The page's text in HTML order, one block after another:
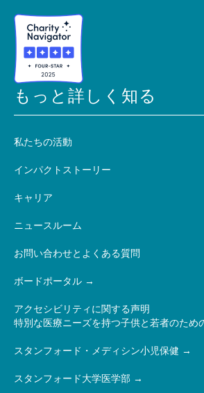
もっと詳しく知る
私たちの活動
インパクトストーリー
キャリア
ニュースルーム
お問い合わせとよくある質問
ボードポータル
アクセシビリティに関する声明
特別な医療ニーズを持つ子供と若者のため
スタンフォード・メディシン小児保健
スタンフォード大学医学部